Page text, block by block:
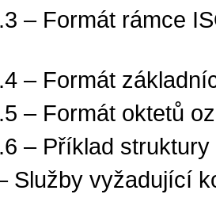
– Formát rámce
– Formát
– Formát oktetů
– Příklad
Služby vyžadující